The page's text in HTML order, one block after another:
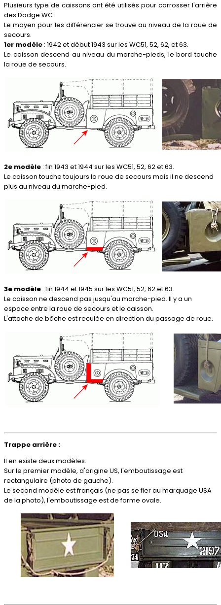
Plusieurs type de caissons ont été utilisés pour carrosser l'arrière
des Dodge WC.
Le moyen pour les différencier se trouve au niveau de la roue de
secours.
1er modèle : 1942 et début 1943 sur les WC51, 52, 62, et 63.
Le caisson descend au niveau du marche-pieds, le bord touche
la roue de secours.
2e modèle : fin 1943 et 1944 sur les WC51, 52, 62 et 63.
Le caisson touche toujours la roue de secours mais il ne descend
plus au niveau du marche-pied.
3e modèle : fin 1944 et 1945 sur les WC51, 52, 62 et 63.
Le caisson ne descend pas jusqu'au marche-pied. Il y a un
espace entre la roue de secours et le caisson.
L'attache de bâche est reculée en direction du passage de roue.
Trappe arrière :
Il en existe deux modèles.
Sur le premier modèle, d'origine US, l'emboutissage est
rectangulaire (photo de gauche).
Le second modèle est français (ne pas se fier au marquage USA
de la photo), l'emboutissage est de forme ovale.